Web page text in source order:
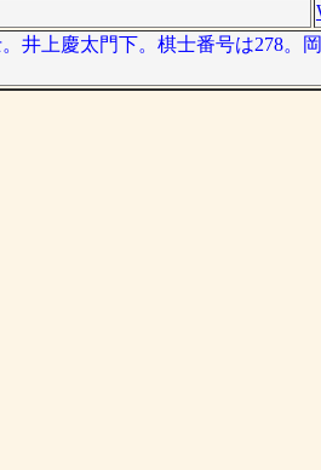
井上慶太門下。棋士番号は278。